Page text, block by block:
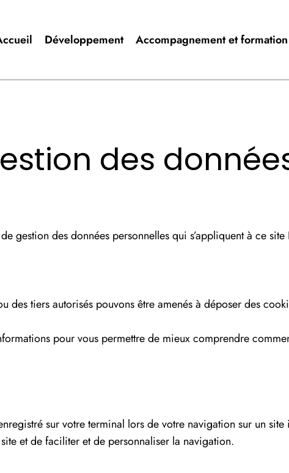
Développement Accompagnement et formation
des
gestion des données personnelles qui s’appliquent à ce site
des tiers autorisés pouvons être amenés à déposer des
pour vous permettre de mieux comprendre
sur votre terminal lors de votre navigation sur un
et de faciliter et de personnaliser la navigation.